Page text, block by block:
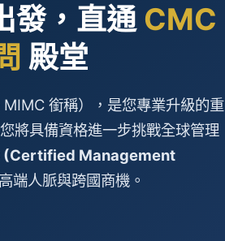
發，直通CMC
殿堂
銜稱），是您專業升級的重
將具備資格進一步挑戰全球管理
Management
端人脈與跨國商機。